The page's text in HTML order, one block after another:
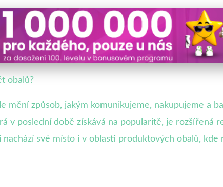
Revoluce v Designu
obalů?
mění způsob, jakým komunikujeme, nakupujeme a
v poslední době získává na popularitě, je rozšířená
své místo i v oblasti produktových obalů, kde